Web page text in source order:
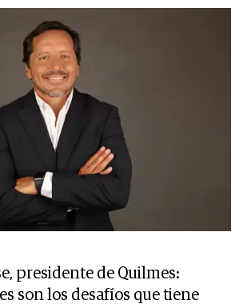
presidente de Quilmes:
son los desafíos que tiene